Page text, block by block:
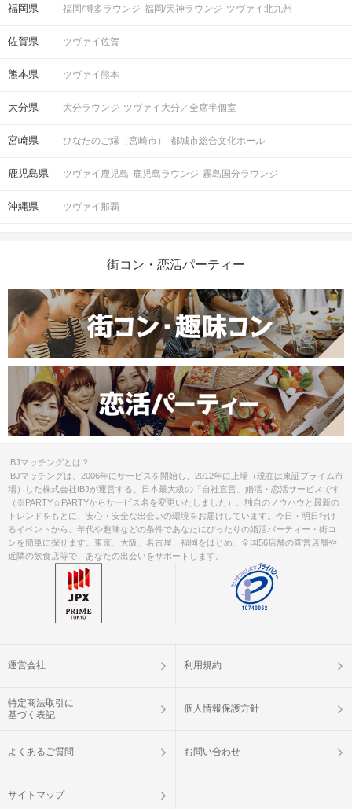
ていただきます。
証のご提出が必要となります。
付次第参加枠を確保しております。事
と判断することもございます。中止の
ご登録の連絡先へメッセージ（SMS・
メール）にてお送りします。
---------------------------------------------------
【 鹿児島ラウンジ 】
主催：縁サポートJin
《問い合わせ先》
TEL : 099 - 806 - 0080
Phone : 090 - 1360 - 4418
（※開催中止等のご連絡は、上記電話
番号及びメールアドレスよりさせて頂
きます。着信及び受信の設定を宜しく
お願い申し上げます。）
---------------------------------------------------
キャンセル
について
ご予約手続き完了後、お客様都合によ
りキャンセルされた場合、参加費と同
額のキャンセル料が発生します。
福岡県 福岡/博多ラウンジ 福岡/天神ラウンジ ツヴァイ北九州
佐賀県 ツヴァイ佐賀
熊本県 ツヴァイ熊本
大分県 大分ラウンジ ツヴァイ大分／全席半個室
宮崎県 ひなたのご縁（宮崎市） 都城市総合文化ホール
鹿児島県 ツヴァイ鹿児島 鹿児島ラウンジ 霧島国分ラウンジ
沖縄県 ツヴァイ那覇
街コン・恋活パーティー
IBJマッチングとは？
IBJマッチングは、2006年にサービスを開始し、2012年に上場（現在は東証プライム市
場）した株式会社IBJが運営する、日本最大級の「自社直営」婚活・恋活サービスです
（※PARTY☆PARTYからサービス名を変更いたしました）。独自のノウハウと最新の
トレンドをもとに、安心・安全な出会いの環境をお届けしています。今日・明日行け
るイベントから、年代や趣味などの条件であなたにぴったりの婚活パーティー・街コ
ンを簡単に探せます。東京、大阪、名古屋、福岡をはじめ、全国56店舗の直営店舗や
近隣の飲食店等で、あなたの出会いをサポートします。
運営会社 利用規約
特定商法取引に
基づく表記
個人情報保護方針
よくあるご質問 お問い合わせ
サイトマップ